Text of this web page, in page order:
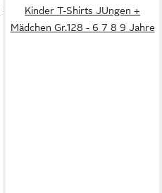
Kinder T-Shirts JUngen +
Mädchen Gr.128 - 6 7 8 9 Jahre